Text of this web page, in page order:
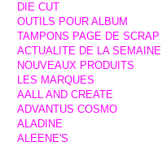
DIE CUT
OUTILS POUR ALBUM
TAMPONS PAGE DE SCRAP
ACTUALITE DE LA SEMAINE
NOUVEAUX PRODUITS
LES MARQUES
AALL AND CREATE
ADVANTUS COSMO
ALADINE
ALEENE'S